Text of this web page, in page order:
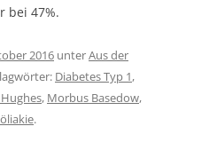
bei 47%.
2016 unterAus der
Diabetes Typ 1,
Hughes, Morbus Basedow,
.